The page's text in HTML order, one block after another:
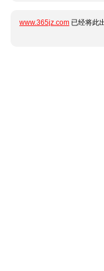
www.365jz.com 已经将此